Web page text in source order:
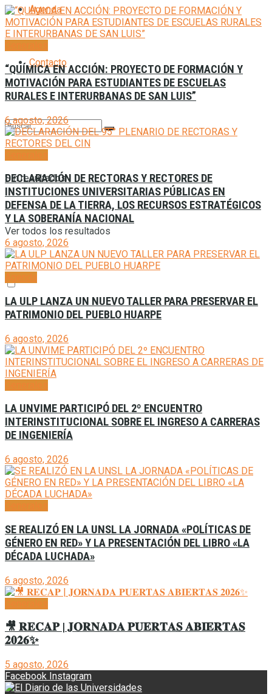
Agenda
Contacto
Sin resultados
Ver todos los resultados
“QUÍMICA EN ACCIÓN: PROYECTO DE FORMACIÓN Y
MOTIVACIÓN PARA ESTUDIANTES DE ESCUELAS
RURALES E INTERURBANAS DE SAN LUIS”
6 agosto, 2026
DECLARACIÓN DE RECTORAS Y RECTORES DE
INSTITUCIONES UNIVERSITARIAS PÚBLICAS EN
DEFENSA DE LA TIERRA, LOS RECURSOS ESTRATÉGICOS
Y LA SOBERANÍA NACIONAL
6 agosto, 2026
LA ULP LANZA UN NUEVO TALLER PARA PRESERVAR EL
PATRIMONIO DEL PUEBLO HUARPE
6 agosto, 2026
LA UNVIME PARTICIPÓ DEL 2º ENCUENTRO
INTERINSTITUCIONAL SOBRE EL INGRESO A CARRERAS
DE INGENIERÍA
6 agosto, 2026
SE REALIZÓ EN LA UNSL LA JORNADA «POLÍTICAS DE
GÉNERO EN RED» Y LA PRESENTACIÓN DEL LIBRO «LA
DÉCADA LUCHADA»
6 agosto, 2026
🎥 𝐑𝐄𝐂𝐀𝐏 | 𝐉𝐎𝐑𝐍𝐀𝐃𝐀 𝐏𝐔𝐄𝐑𝐓𝐀𝐒 𝐀𝐁𝐈𝐄𝐑𝐓𝐀𝐒
𝟐𝟎𝟐𝟔✨
5 agosto, 2026
Facebook Instagram